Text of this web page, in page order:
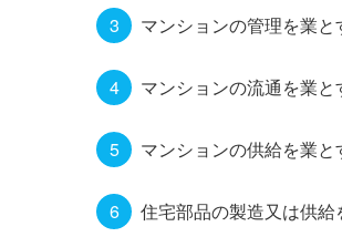
マンションの管理を業と
マンションの流通を業と
マンションの供給を業と
住宅部品の製造又は供給